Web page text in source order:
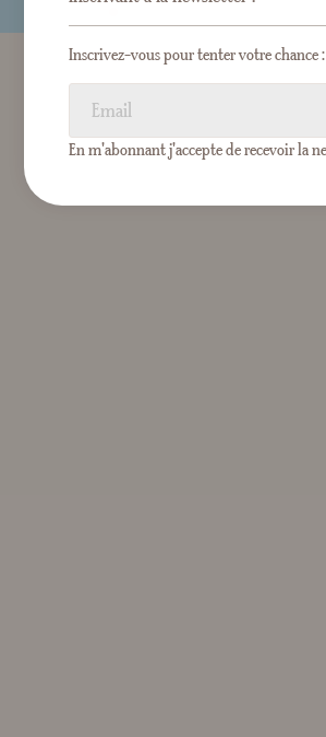
Inscrivez-vous pour tenter votre chance :
En m'abonnant j'accepte de recevoir la